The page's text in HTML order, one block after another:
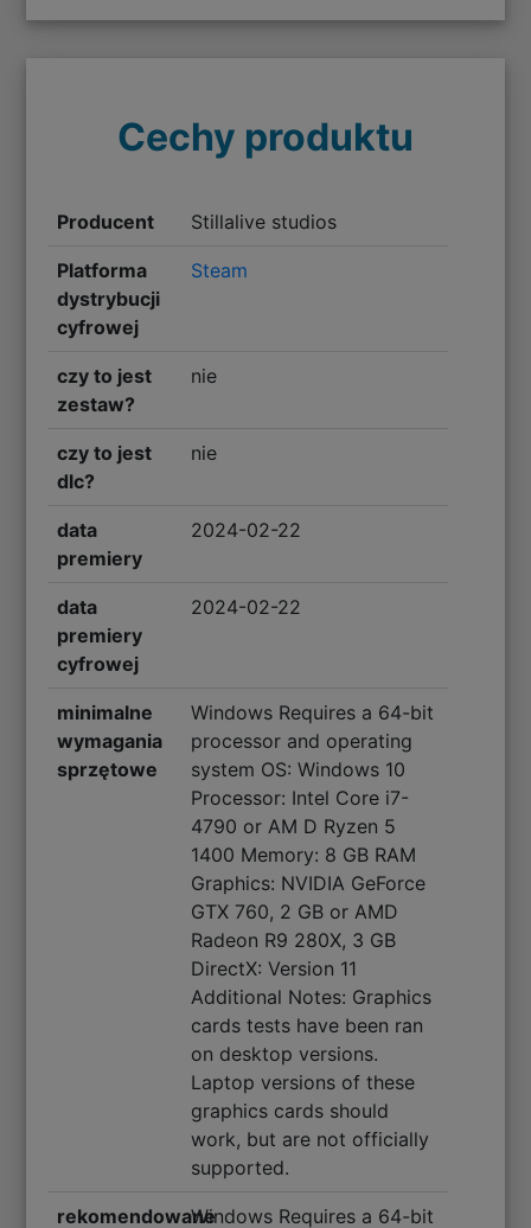
Cechy produktu
Producent Stillalive studios
Platforma
dystrybucji
cyfrowej
Steam
czy to jest
zestaw?
nie
czy to jest
dlc?
nie
data
premiery
2024-02-22
data
premiery
cyfrowej
2024-02-22
minimalne
wymagania
sprzętowe
Windows Requires a 64-bit
processor and operating
system OS: Windows 10
Processor: Intel Core i7-
4790 or AM D Ryzen 5
1400 Memory: 8 GB RAM
Graphics: NVIDIA GeForce
GTX 760, 2 GB or AMD
Radeon R9 280X, 3 GB
DirectX: Version 11
Additional Notes: Graphics
cards tests have been ran
on desktop versions.
Laptop versions of these
graphics cards should
work, but are not officially
supported.
rekomendowaneWindows Requires a 64-bit